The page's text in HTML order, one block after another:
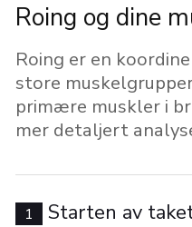
Roing og dine
Roing er en
store
primære muskler i
mer detaljert
1 Starten av